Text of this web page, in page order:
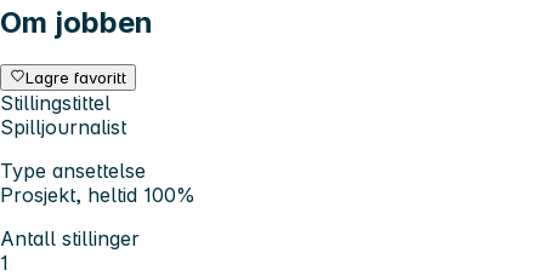
Om jobben
Lagre favoritt
Stillingstittel
Spilljournalist
Type ansettelse
Prosjekt, heltid 100%
Antall stillinger
1